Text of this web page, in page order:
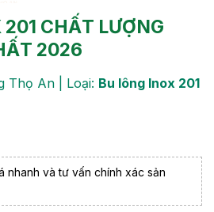
201 CHẤT LƯỢNG
2026
Thọ An | Loại: Bu lông Inox 201
nhanh và tư vấn chính xác sản